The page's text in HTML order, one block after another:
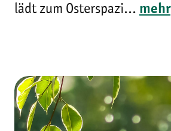
lädt zum Osterspazi... mehr